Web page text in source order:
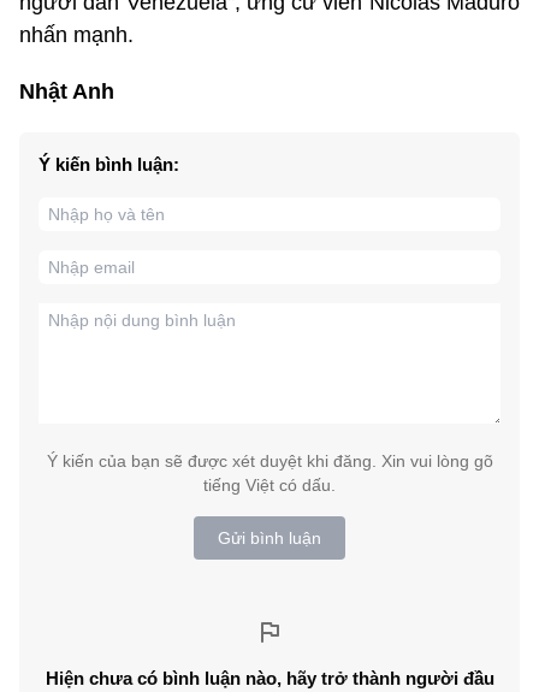
nhấn mạnh.
Nhật Anh
Ý kiến bình luận:
Ý kiến của bạn sẽ được xét duyệt khi đăng. Xin vui lòng gõ
tiếng Việt có dấu.
Gửi bình luận
Hiện chưa có bình luận nào, hãy trở thành người đầu